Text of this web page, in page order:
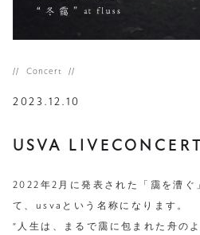
Concert
2023.12.10
USVA
2022年2月に発表された「靄を漕
て、usvaという名称になります。
“人生は、まるで靄に包まれた舟の